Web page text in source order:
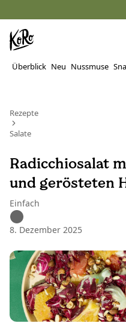
Überblick Neu Nussmuse
Rezepte
Salate
Radicchiosalat
und gerösteten
Einfach
8. Dezember 2025